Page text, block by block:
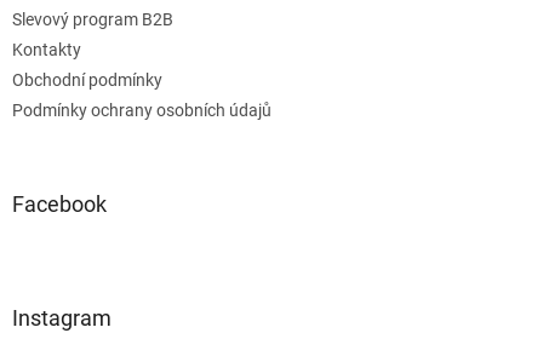
Slevový program B2B
Kontakty
Obchodní podmínky
Podmínky ochrany osobních údajů
Facebook
Instagram